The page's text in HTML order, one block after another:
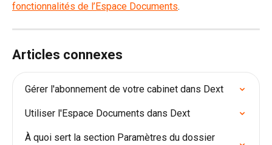
fonctionnalités de l’Espace Documents.
Articles connexes
Gérer l'abonnement de votre cabinet dans Dext
Utiliser l'Espace Documents dans Dext
À quoi sert la section Paramètres du dossier